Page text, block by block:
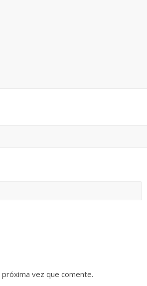
vez que comente.